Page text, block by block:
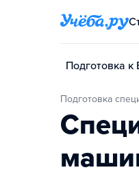
Подготовка
Подготовка